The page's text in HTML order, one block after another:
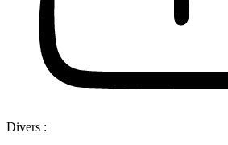
Divers :